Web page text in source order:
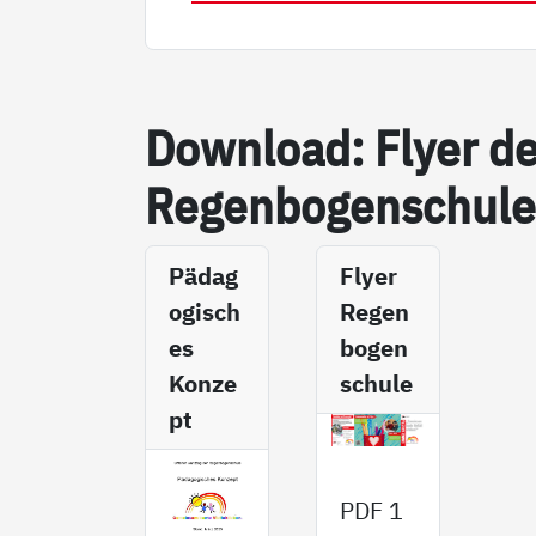
Down­load: Fly­er
Re­gen­bo­gen­schu­le
Pädag
ogisch
es
Konze
pt
Flyer
Regen
bogen
schule
PDF 1